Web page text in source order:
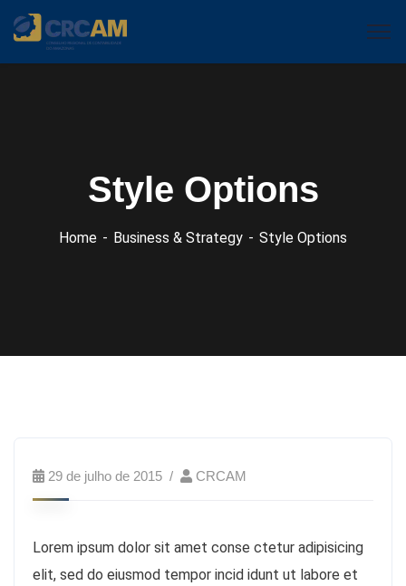
Style Options
Home Business & Strategy Style Options
29 de julho de 2015 CRCAM
Lorem ipsum dolor sit amet conse ctetur adipisicing
elit, sed do eiusmod tempor incid idunt ut labore et